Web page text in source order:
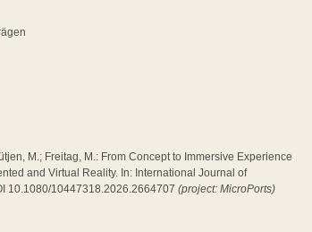
M.; Freitag, M.: From Concept to Immersive Experience 
and Virtual Reality. In: International Journal of
10.1080/10447318.2026.2664707(project: MicroPorts)